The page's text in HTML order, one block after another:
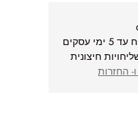
עסקים
חיצונית
החזרות